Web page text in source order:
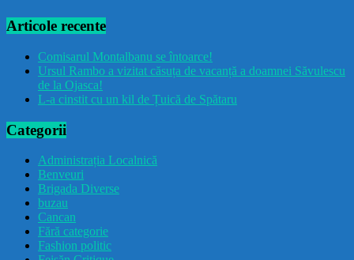
Articole recente
Comisarul Montalbanu se întoarce!
Ursul Rambo a vizitat căsuța de vacanță a doamnei Săvulescu
de la Ojasca!
L-a cinstit cu un kil de Țuică de Spătaru
Categorii
Administrația Localnică
Benveuri
Brigada Diverse
buzau
Cancan
Fără categorie
Fashion politic